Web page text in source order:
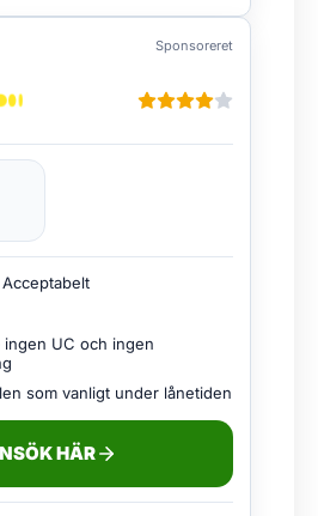
Sponsoreret
ingen UC och ingen
som vanligt under lånetiden
HÄR